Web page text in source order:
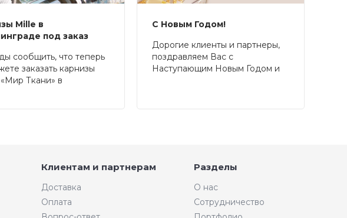
Mille в
под заказ
сообщить, что теперь
заказать карнизы
Ткани» в
С Новым Годом!
Дорогие клиенты и партнеры,
поздравляем Вас с
Наступающим Новым Годом и
Клиентам и партнерам
Доставка
Оплата
Разделы
О нас
Сотрудничество